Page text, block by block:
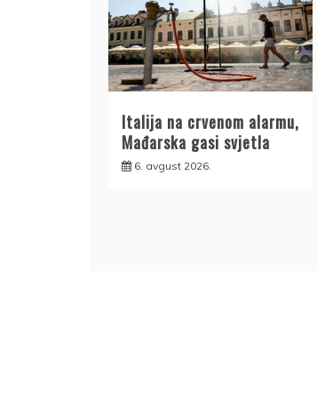
Italija na crvenom alarmu,
Mađarska gasi svjetla
6. avgust 2026.